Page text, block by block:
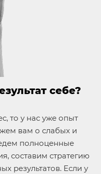
себе?
то у нас уже опыт
вам о слабых и
полноценные
составим стратегию
результатов. Если у